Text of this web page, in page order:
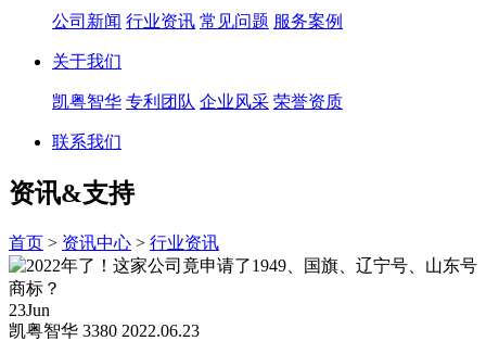
公司新闻 行业资讯 常见问题 服务案例
关于我们
凯粤智华 专利团队 企业风采 荣誉资质
联系我们
资讯&支持
首页 > 资讯中心 > 行业资讯
23Jun
凯粤智华 3380 2022.06.23